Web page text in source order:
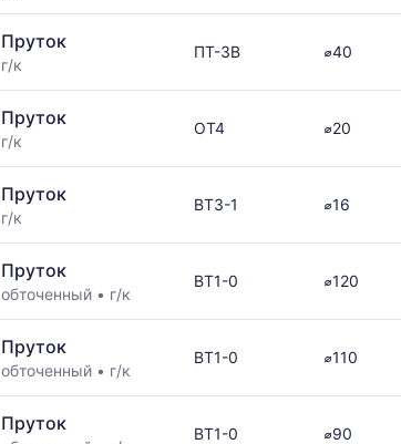
Пруток
г/к
ПТ-3В ⌀40
Пруток
г/к
ОТ4 ⌀20
Пруток
г/к
ВТ3-1 ⌀16
Пруток
обточенный • г/к
ВТ1-0 ⌀120
Пруток
обточенный • г/к
ВТ1-0 ⌀110
Пруток ВТ1-0 ⌀90